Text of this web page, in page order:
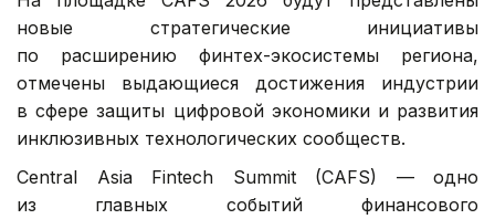
новые стратегические инициативы
по расширению финтех-экосистемы региона,
отмечены выдающиеся достижения индустрии
в сфере защиты цифровой экономики и развития
инклюзивных технологических сообществ.
Central Asia Fintech Summit (CAFS) — одно
из главных событий финансового